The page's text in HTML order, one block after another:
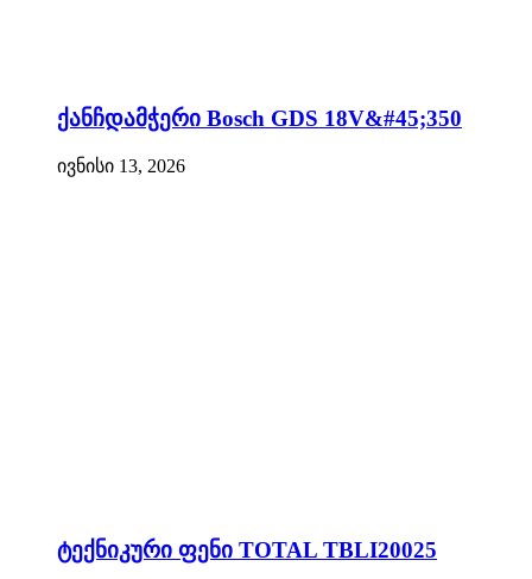
ქანჩდამჭერი Bosch GDS 18V&#45;350
ივნისი 13, 2026
ტექნიკური ფენი TOTAL TBLI20025